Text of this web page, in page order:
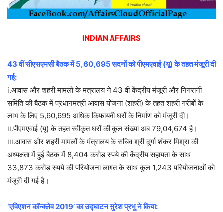
INDIAN AFFAIRS
43 वीं सीएसएमसी बैठक में 5,60,695 सदनों को पीएमएवाई (यू) के तहत मंजूरी दी
गई:
i.आवास और शहरी मामलों के मंत्रालय ने 43 वीं केंद्रीय मंजूरी और निगरानी
समिति की बैठक में प्रधानमंत्री आवास योजना (शहरी) के तहत शहरी गरीबों के
लाभ के लिए 5,60,695 अधिक किफायती घरों के निर्माण को मंजूरी दी।
ii.पीएमएवाई (यू) के तहत स्वीकृत घरों की कुल संख्या अब 79,04,674 है।
iii.आवास और शहरी मामलों के मंत्रालय के सचिव श्री दुर्गा शंकर मिश्रा की
अध्यक्षता में हुई बैठक में 8,404 करोड़ रुपये की केंद्रीय सहायता के साथ
33,873 करोड़ रुपये की परियोजना लागत के साथ कुल 1,243 परियोजनाओं को
मंजूरी दी गई है।
‘एविएशन कॉन्क्लेव 2019’ का उद्घाटन सुरेश प्रभु ने किया: